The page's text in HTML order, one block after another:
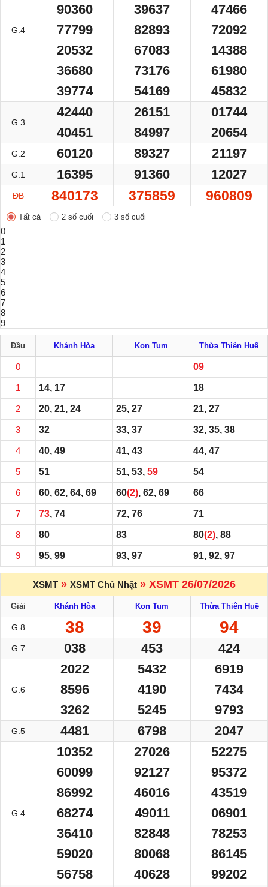
G.4
90360
77799
20532
36680
39774
39637
82893
67083
73176
54169
47466
72092
14388
61980
45832
G.3
42440
40451
26151
84997
01744
20654
G.2 60120 89327 21197
G.1 16395 91360 12027
ĐB 840173 375859 960809
Tất cả 2 số cuối 3 số cuối
0
1
2
3
4
5
6
7
8
9
Đầu Khánh Hòa Kon Tum Thừa Thiên Huế
0 09
1 14, 17 18
2 20, 21, 24 25, 27 21, 27
3 32 33, 37 32, 35, 38
4 40, 49 41, 43 44, 47
5 51 51, 53, 59 54
6 60, 62, 64, 69 60(2), 62, 69 66
7 73, 74 72, 76 71
8 80 83 80(2), 88
9 95, 99 93, 97 91, 92, 97
XSMT» XSMT Chủ Nhật» XSMT 26/07/2026
Giải Khánh Hòa Kon Tum Thừa Thiên Huế
G.8 38 39 94
G.7 038 453 424
G.6
2022
8596
3262
5432
4190
5245
6919
7434
9793
G.5 4481 6798 2047
G.4
10352
60099
86992
68274
36410
59020
56758
27026
92127
46016
49011
82848
80068
40628
52275
95372
43519
06901
78253
86145
99202